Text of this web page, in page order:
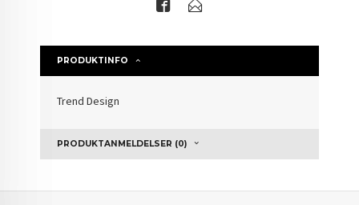
PRODUKTINFO
Trend Design
PRODUKTANMELDELSER (0)